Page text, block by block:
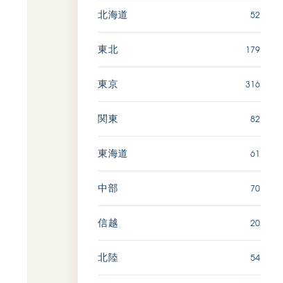
2026.07.31
文化 音楽
「ペンタトニック・ファン
ファーレ」 関西吹奏楽団
2026.07.17
北海道 52
東北 179
東京 316
関東 82
東海道 61
中部 70
信越 20
北陸 54